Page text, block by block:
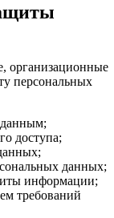
организационные
персональных
данным;
доступа;
данных;
информации;
требований